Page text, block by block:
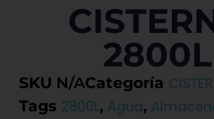
2800L
SKU N/ACategoría
Tags 2800L, Agua,